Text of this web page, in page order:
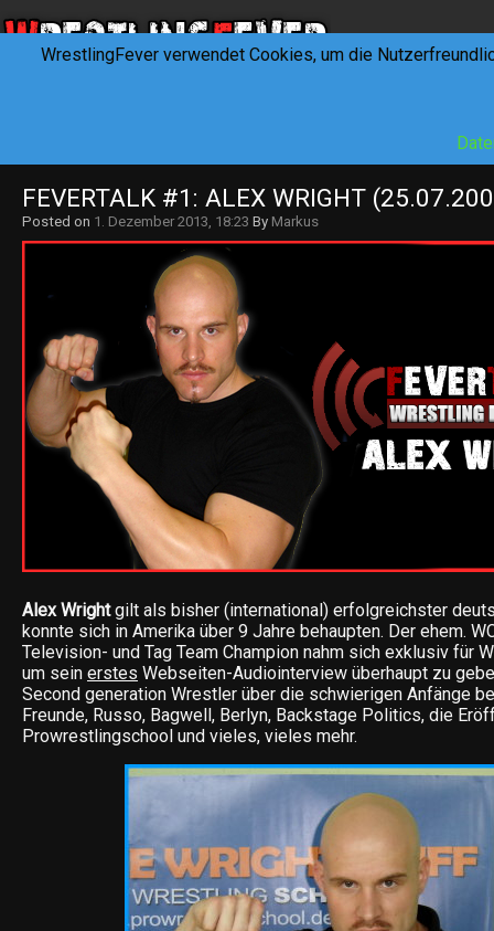
FEVERTALK #1: ALEX WRIGHT
Posted on 1. Dezember 2013, 18:23 By Markus
Alex Wrightgilt als bisher (international) erfolgreichster
konnte sich in Amerika über 9 Jahre behaupten. Der ehem.
Television- und Tag Team Champion nahm sich exklusiv für
um sein erstes Webseiten-Audiointerview überhaupt zu
Second generation Wrestler über die schwierigen Anfänge
Freunde, Russo, Bagwell, Berlyn, Backstage Politics, die
Prowrestlingschool und vieles, vieles mehr.
WrestlingFever verwendet Cookies, um die